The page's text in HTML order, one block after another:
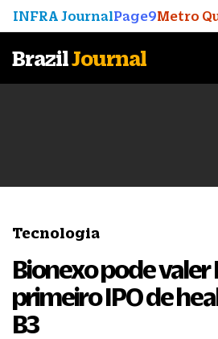
INFRA JournalPage9Metro
BrazilJournal
Tecnologia
Bionexo pode valer
primeiro IPO de
B3